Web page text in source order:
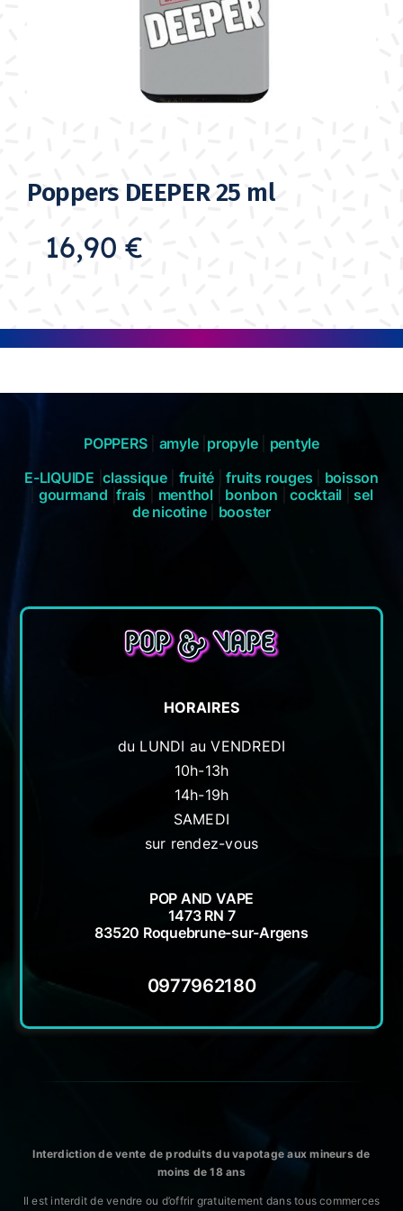
Poppers DEEPER 25 ml
16,90 €
POPPERS| amyle| propyle| pentyle
E-LIQUIDE |classique fruité fruits rouges
boisson
gourmand |frais menthol bonbon |cocktail
sel
de nicotine| booster
HORAIRES
du LUNDI au VENDREDI
10h-13h
14h-19h
SAMEDI
sur rendez-vous
POP AND VAPE
1473 RN 7
83520 Roquebrune-sur-Argens
0977962180
Interdiction de vente de produits du vapotage aux mineurs de
moins de 18 ans
Il est interdit de vendre ou d’offrir gratuitement dans tous commerces